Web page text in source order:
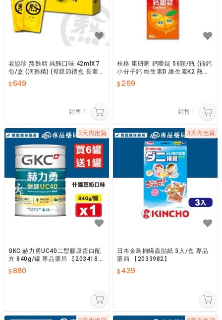
老協珍 熬雞精 純雞口味 42mlX7
包/盒 (滴雞精) (母親節禮盒 長輩
送禮 伴手禮) 專品藥局
649
銷售 1
桂格 康研家 鈣嚼錠 56顆/瓶 (補鈣
小分子鈣 維生素D 維生素K2 熱帶
水果風味) 專品藥局
269
銷售 1
GKC 赫力勇UC40二型膠原蛋白配
方 840g/罐 專品藥局 【203418
8】
880
日本金鳥捕蟎蟲貼紙 3入/盒 專品
藥局 【2033982】
439